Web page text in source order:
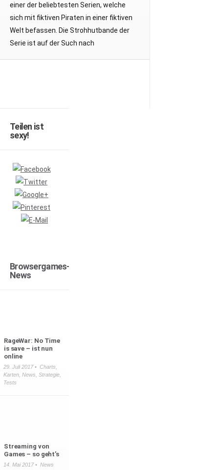
einer der beliebtesten Serien, welche
sich mit fiktiven Piraten in einer fiktiven
Welt befassen. Die Strohhutbande der
Serie ist auf der Such nach
Teilen ist
sexy!
Browsergames-
News
RageWar: No Time
is save – ist nun
online
29. Juli 2017 • Charts
Karten, News Strategie,
Tests
Streaming von
Games – so geht’s
14. Mai 2017 • News